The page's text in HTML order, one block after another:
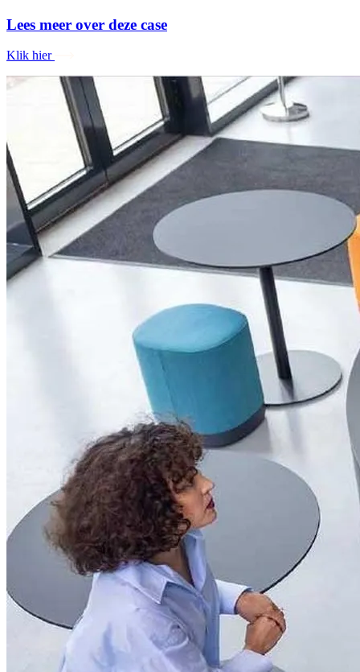
Lees meer over deze case
Klik hier